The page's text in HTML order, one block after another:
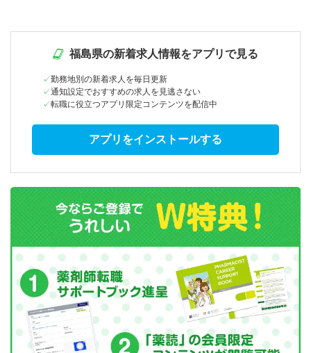
福島県の新着求人情報をアプリで見る
勤務地別の新着求人を毎日更新
通知設定でおすすめの求人を見逃さない
転職に役立つアプリ限定コンテンツを配信中
アプリをインストールする